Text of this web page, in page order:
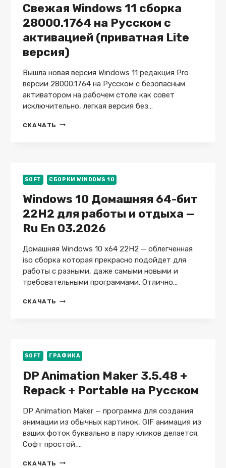
REPACK
Свежая Windows 11 сборка
28000.1764 на Русском с
активацией (приватная Lite
версия)
Вышла новая версия Windows 11 редакция Pro
версии 28000.1764 на Русском с безопасным
активатором на рабочем столе как совет
исключительно, легкая версия без…
СКАЧАТЬ СВЕЖАЯ
РУССКОМ
С
АКТИВАЦИЕЙ
(ПРИВАТНАЯ
LITE
ВЕРСИЯ)
SOFT СБОРКИ WINDOWS 10
Windows 10 Домашняя 64-бит
22H2 для работы и отдыха —
Ru En 03.2026
Домашняя Windows 10 x64 22H2 — облегченная
iso сборка которая прекрасно подойдет для
работы с разными, даже самыми новыми и
требовательными программами. Отлично…
СКАЧАТЬ WINDOWS
ДЛЯ
И
ОТДЫХА
—
EN
03.2026
SOFT ГРАФИКА
DP Animation Maker 3.5.48 +
Repack + Portable на Русском
DP Animation Maker — программа для создания
анимации из обычных картинок, GIF анимация из
ваших фоток буквально в пару кликов делается.
Софт простой,…
СКАЧАТЬ DP